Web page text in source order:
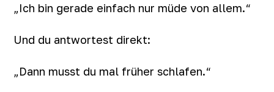
„Ich bin gerade einfach nur müde von allem.“
Und du antwortest direkt:
„Dann musst du mal früher schlafen.“